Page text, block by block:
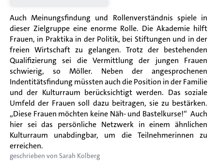
Datenschutzerklärung.
Auch Meinungsfindung und Rollenverständnis spiele in
dieser Zielgruppe eine enorme Rolle. Die Akademie hilft
Frauen, in Praktika in der Politik, bei Stiftungen und in der
freien Wirtschaft zu gelangen. Trotz der bestehenden
Qualifizierung sei die Vermittlung der jungen Frauen
schwierig, so Möller. Neben der angesprochenen
Indentitätsfindung müssten auch die Position in der Familie
und der Kulturraum berücksichtigt werden. Das soziale
Umfeld der Frauen soll dazu beitragen, sie zu bestärken.
„Diese Frauen möchten keine Näh- und Bastelkurse!“ Auch
hier sei das persönliche Netzwerk in einem ähnlichen
Kulturraum unabdingbar, um die Teilnehmerinnen zu
erreichen.
geschrieben von Sarah Kolberg